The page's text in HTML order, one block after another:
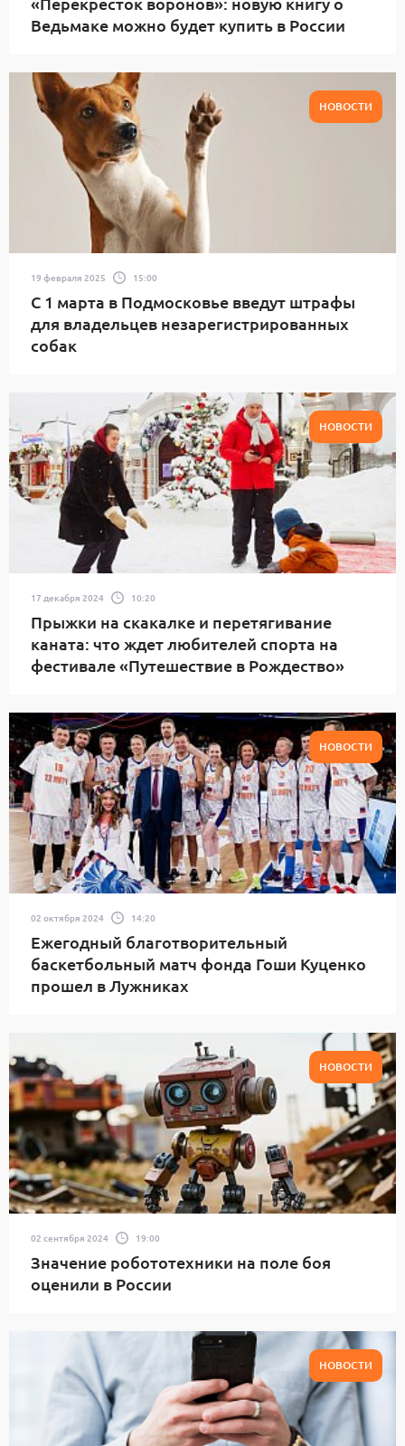
Ведьмаке можно будет купить в России
НОВОСТИ
19 февраля 2025 15:00
С 1 марта в Подмосковье введут штрафы
для владельцев незарегистрированных
собак
НОВОСТИ
17 декабря 2024 10:20
Прыжки на скакалке и перетягивание
каната: что ждет любителей спорта на
фестивале «Путешествие в Рождество»
НОВОСТИ
02 октября 2024 14:20
Ежегодный благотворительный
баскетбольный матч фонда Гоши Куценко
прошел в Лужниках
НОВОСТИ
02 сентября 2024 19:00
Значение робототехники на поле боя
оценили в России
НОВОСТИ